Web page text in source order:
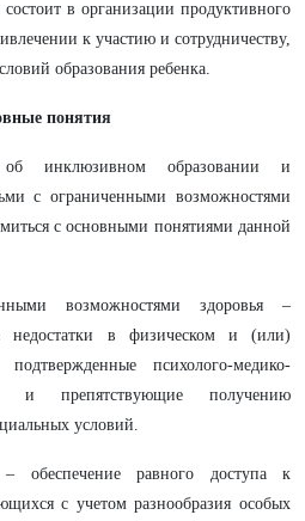
в организации продуктивного
к участию и сотрудничеству,
образования ребенка.
понятия
инклюзивном образовании и
с ограниченными возможностями
с основными понятиями данной
возможностями здоровья –
недостатки в физическом и (или)
подтвержденные психолого-медико-
и препятствующие получению
условий.
обеспечение равного доступа к
с учетом разнообразия особых